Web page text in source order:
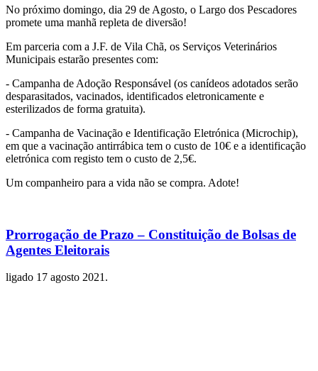
No próximo domingo, dia 29 de Agosto, o Largo dos Pescadores
promete uma manhã repleta de diversão!
Em parceria com a J.F. de Vila Chã, os Serviços Veterinários
Municipais estarão presentes com:
- Campanha de Adoção Responsável (os canídeos adotados serão
desparasitados, vacinados, identificados eletronicamente e
esterilizados de forma gratuita).
- Campanha de Vacinação e Identificação Eletrónica (Microchip),
em que a vacinação antirrábica tem o custo de 10€ e a identificação
eletrónica com registo tem o custo de 2,5€.
Um companheiro para a vida não se compra. Adote!
Prorrogação de Prazo – Constituição de Bolsas de
Agentes Eleitorais
ligado 17 agosto 2021 .